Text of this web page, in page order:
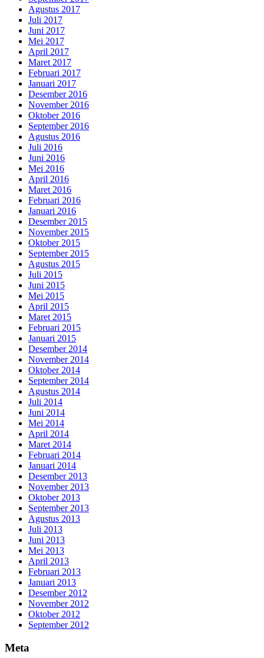
Agustus 2017
Juli 2017
Juni 2017
Mei 2017
April 2017
Maret 2017
Februari 2017
Januari 2017
Desember 2016
November 2016
Oktober 2016
September 2016
Agustus 2016
Juli 2016
Juni 2016
Mei 2016
April 2016
Maret 2016
Februari 2016
Januari 2016
Desember 2015
November 2015
Oktober 2015
September 2015
Agustus 2015
Juli 2015
Juni 2015
Mei 2015
April 2015
Maret 2015
Februari 2015
Januari 2015
Desember 2014
November 2014
Oktober 2014
September 2014
Agustus 2014
Juli 2014
Juni 2014
Mei 2014
April 2014
Maret 2014
Februari 2014
Januari 2014
Desember 2013
November 2013
Oktober 2013
September 2013
Agustus 2013
Juli 2013
Juni 2013
Mei 2013
April 2013
Februari 2013
Januari 2013
Desember 2012
November 2012
Oktober 2012
September 2012
Meta